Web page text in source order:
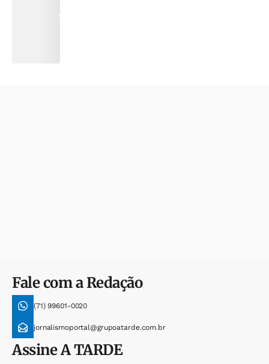
Fale com a Redação
(71) 99601-0020
jornalismoportal@grupoatarde.com.br
AssineA TARDE